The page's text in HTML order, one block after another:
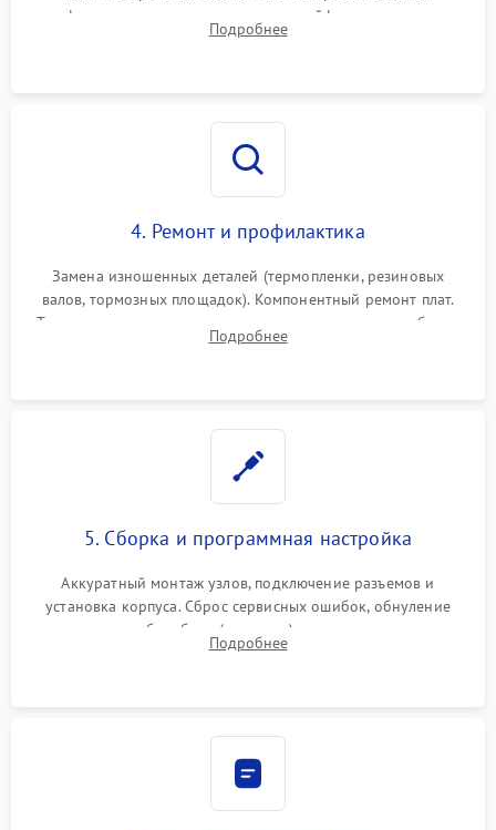
форматирования, целостности шлейфов, контактов
картриджа и оптопар (датчиков прохождения и наличия
Подробнее
4. Ремонт и профилактика
Замена изношенных деталей (термопленки, резиновых
валов, тормозных площадок). Компонентный ремонт плат.
Тщательная очистка тракта печати, контактов и линз блока
лазера (LSU) от просыпанного тонера и пыли.
Подробнее
5. Сборка и программная настройка
Аккуратный монтаж узлов, подключение разъемов и
установка корпуса. Сброс сервисных ошибок, обнуление
счетчиков абсорбера (памперса) или узла переноса,
обновление прошивки и программная калибровка аппарата.
Подробнее